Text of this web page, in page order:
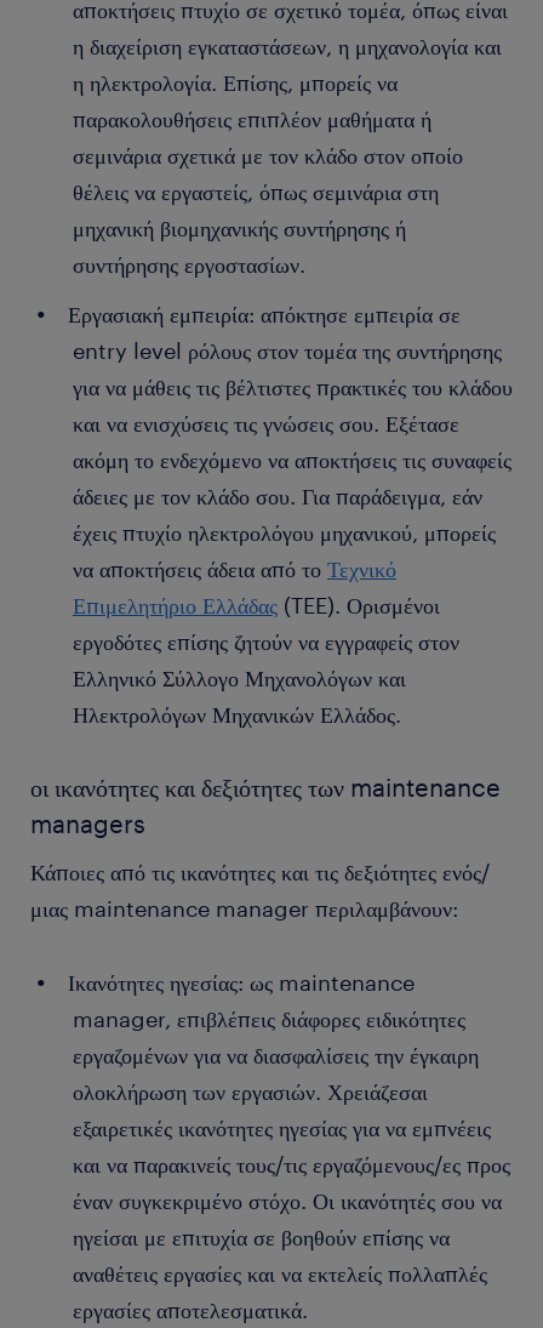
manager, διαχειρίζεσαι τον προϋπολογισμό του
τμήματός σου. Η εταιρεία αναμένει από εσένα να
διαχειρίζεσαι σωστά τους πόρους και τα έξοδα της,
διασφαλίζοντας τις βέλτιστες πρακτικές
προϋπολογισμού. Η εργασία σου ως maintenance
του αποθέματος εξοπλισμού. Ως manager,
αναπτύσσεις καλύτερους τρόπους για να βελτιώσεις την
παραγωγικότητα και να μειώσεις τα κόστη στο τμήμα
αποκτήσεις πτυχίο σε σχετικό τομέα, όπως είναι
η διαχείριση εγκαταστάσεων, η μηχανολογία και
η ηλεκτρολογία. Επίσης, μπορείς να
παρακολουθήσεις επιπλέον μαθήματα ή
σεμινάρια σχετικά με τον κλάδο στον οποίο
θέλεις να εργαστείς, όπως σεμινάρια στη
μηχανική βιομηχανικής συντήρησης ή
συντήρησης εργοστασίων.
Εργασιακή εμπειρία: απόκτησε εμπειρία σε
entry level ρόλους στον τομέα της συντήρησης
για να μάθεις τις βέλτιστες πρακτικές του κλάδου
και να ενισχύσεις τις γνώσεις σου. Εξέτασε
ακόμη το ενδεχόμενο να αποκτήσεις τις συναφείς
άδειες με τον κλάδο σου. Για παράδειγμα, εάν
έχεις πτυχίο ηλεκτρολόγου μηχανικού, μπορείς
να αποκτήσεις άδεια από το Τεχνικό
Επιμελητήριο Ελλάδας (TEE). Ορισμένοι
εργοδότες επίσης ζητούν να εγγραφείς στον
Ελληνικό Σύλλογο Μηχανολόγων και
Ηλεκτρολόγων Μηχανικών Ελλάδος.
οι ικανότητες και δεξιότητες των maintenance
managers
Κάποιες από τις ικανότητες και τις δεξιότητες ενός/
μιας maintenance manager περιλαμβάνουν:
Ικανότητες ηγεσίας: ως maintenance
manager, επιβλέπεις διάφορες ειδικότητες
εργαζομένων για να διασφαλίσεις την έγκαιρη
ολοκλήρωση των εργασιών. Χρειάζεσαι
εξαιρετικές ικανότητες ηγεσίας για να εμπνέεις
και να παρακινείς τους/τις εργαζόμενους/ες προς
έναν συγκεκριμένο στόχο. Οι ικανότητές σου να
ηγείσαι με επιτυχία σε βοηθούν επίσης να
αναθέτεις εργασίες και να εκτελείς πολλαπλές
εργασίες αποτελεσματικά.